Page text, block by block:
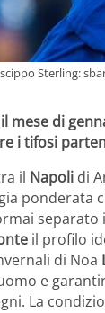
Sterling:
mese di
i tifosi
il Napoli di
ponderata
separato
il profilo
di Noa
e
La